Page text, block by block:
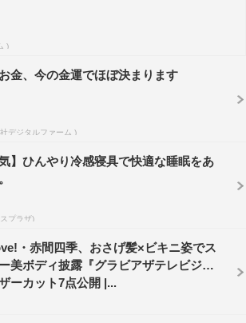
)
金、今の金運でほぼ決まります
デジタルファーム )
気】ひんやり冷感寝具で快適な睡眠をあ
プラザ)
・赤間四季、おさげ髪×ビキニ姿でス
美ボディ披露『グラビアザテレビジョ
ーカット7点公開 |...